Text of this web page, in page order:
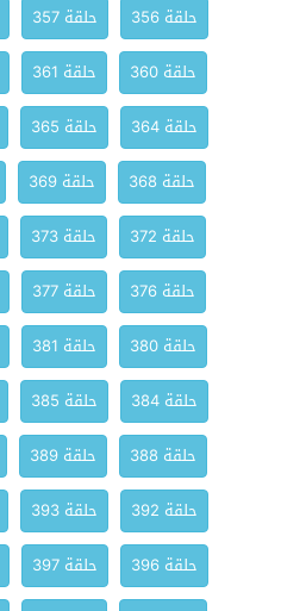
حلقة 356
حلقة 357
حلقة 360
حلقة 361
حلقة 364
حلقة 365
حلقة 368
حلقة 369
حلقة 372
حلقة 373
حلقة 376
حلقة 377
حلقة 380
حلقة 381
حلقة 384
حلقة 385
حلقة 388
حلقة 389
حلقة 392
حلقة 393
حلقة 396
حلقة 397